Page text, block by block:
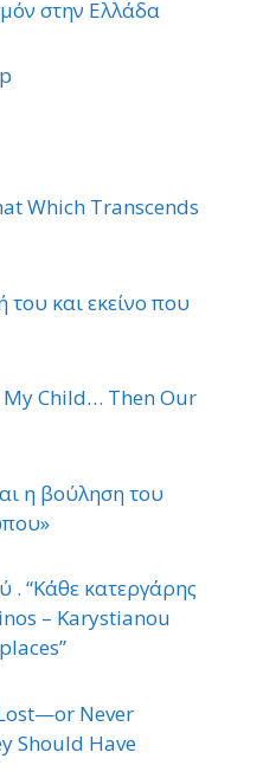
στην Ελλάδα
Which Transcends
και εκείνο που
My Child… Then Our
η βούληση του
. “Κάθε κατεργάρης
– Karystianou
Never
Should Have